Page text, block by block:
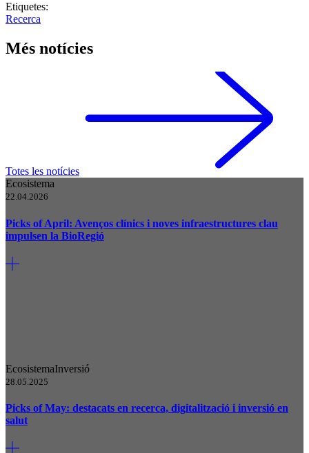
Etiquetes:
Recerca
Més notícies
Totes les notícies
Ecosistema
22.04.2026
Picks of April: Avenços clínics i noves infraestructures clau
impulsen la BioRegió
EcosistemaInversió
28.05.2025
Picks of May: destacats en recerca, digitalització i inversió en
salut